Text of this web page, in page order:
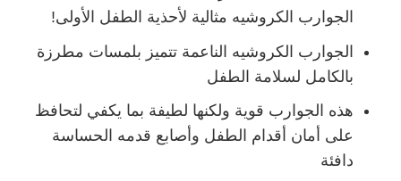
الجوارب الكروشيه مثالية لأحذية الطفل الأولى!
الجوارب الكروشيه الناعمة تتميز بلمسات مطرزة
بالكامل لسلامة الطفل
هذه الجوارب قوية ولكنها لطيفة بما يكفي لتحافظ
على أمان أقدام الطفل وأصابع قدمه الحساسة
دافئة